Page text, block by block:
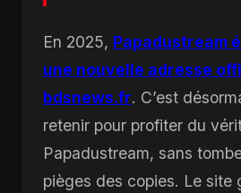
En 2025, Papadustream
une nouvelle adresse
bdsnews.fr. C’est
retenir pour profiter du
Papadustream, sans
pièges des copies. Le site